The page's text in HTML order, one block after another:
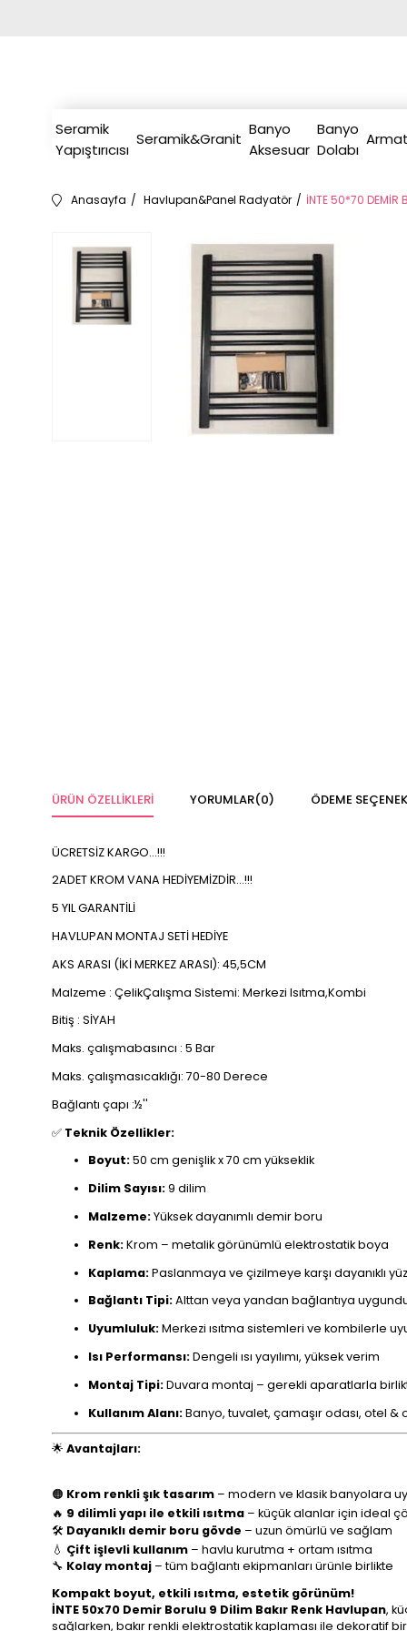
Seramik
Yapıştırıcısı
Seramik&Granit
Banyo
Aksesuar
Banyo
Dolabı
Anasayfa Havlupan&Panel Radyatör İNTE 50*70 DEMİR
ÜRÜN ÖZELLIKLERI YORUMLAR(0) ÖDEME
ÜCRETSİZ KARGO...!!!
2ADET KROM VANA HEDİYEMİZDİR...!!!
5 YIL GARANTİLİ
HAVLUPAN MONTAJ SETİ HEDİYE
AKS ARASI (İKİ MERKEZ ARASI): 45,5CM
Malzeme : ÇelikÇalışma Sistemi: Merkezi Isıtma,Kombi
Bitiş : SİYAH
Maks. çalışmabasıncı : 5 Bar
Maks. çalışmasıcaklığı: 70-80 Derece
Bağlantı çapı :½''
✅ Teknik Özellikler:
Boyut:50 cm genişlik x 70 cm yükseklik
Dilim Sayısı:9 dilim
Malzeme:Yüksek dayanımlı demir boru
Renk:Krom – metalik görünümlü elektrostatik boya
Kaplama:Paslanmaya ve çizilmeye karşı dayanıklı
Bağlantı Tipi:Alttan veya yandan bağlantıya
Uyumluluk:Merkezi ısıtma sistemleri ve kombilerle
Isı Performansı:Dengeli ısı yayılımı, yüksek verim
Montaj Tipi:Duvara montaj – gerekli aparatlarla
Kullanım Alanı:Banyo, tuvalet, çamaşır odası, otel &
🌟 Avantajları:
🟠 Krom renkli şık tasarım – modern ve klasik banyolara
🔥 9 dilimli yapı ile etkili ısıtma – küçük alanlar için ideal
🛠️ Dayanıklı demir boru gövde – uzun ömürlü ve sağlam
💧 Çift işlevli kullanım – havlu kurutma + ortam ısıtma
🔧 Kolay montaj – tüm bağlantı ekipmanları ürünle birlikte
Kompakt boyut, etkili ısıtma, estetik görünüm!
İNTE 50x70 Demir Borulu 9 Dilim Bakır Renk Havlupan,
sağlarken, bakır renkli elektrostatik kaplaması ile dekoratif